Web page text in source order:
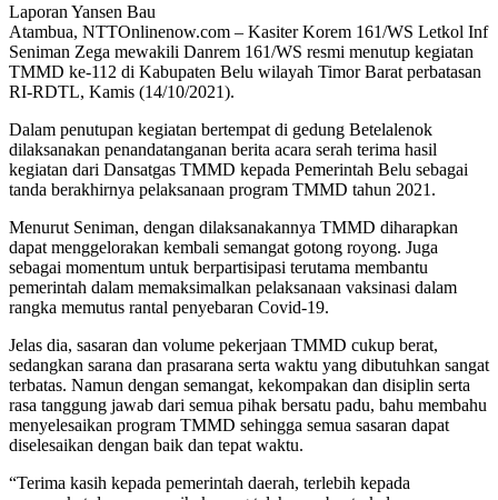
Laporan Yansen Bau
Atambua, NTTOnlinenow.com – Kasiter Korem 161/WS Letkol Inf
Seniman Zega mewakili Danrem 161/WS resmi menutup kegiatan
TMMD ke-112 di Kabupaten Belu wilayah Timor Barat perbatasan
RI-RDTL, Kamis (14/10/2021).
Dalam penutupan kegiatan bertempat di gedung Betelalenok
dilaksanakan penandatanganan berita acara serah terima hasil
kegiatan dari Dansatgas TMMD kepada Pemerintah Belu sebagai
tanda berakhirnya pelaksanaan program TMMD tahun 2021.
Menurut Seniman, dengan dilaksanakannya TMMD diharapkan
dapat menggelorakan kembali semangat gotong royong. Juga
sebagai momentum untuk berpartisipasi terutama membantu
pemerintah dalam memaksimalkan pelaksanaan vaksinasi dalam
rangka memutus rantal penyebaran Covid-19.
Jelas dia, sasaran dan volume pekerjaan TMMD cukup berat,
sedangkan sarana dan prasarana serta waktu yang dibutuhkan sangat
terbatas. Namun dengan semangat, kekompakan dan disiplin serta
rasa tanggung jawab dari semua pihak bersatu padu, bahu membahu
menyelesaikan program TMMD sehingga semua sasaran dapat
diselesaikan dengan baik dan tepat waktu.
“Terima kasih kepada pemerintah daerah, terlebih kepada